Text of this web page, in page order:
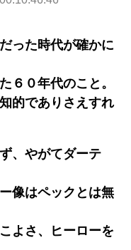
った時代が確かに
６０年代のこと。
的でありさえすれ
、やがてダーテ
像はペックとは無
よさ、ヒーローを